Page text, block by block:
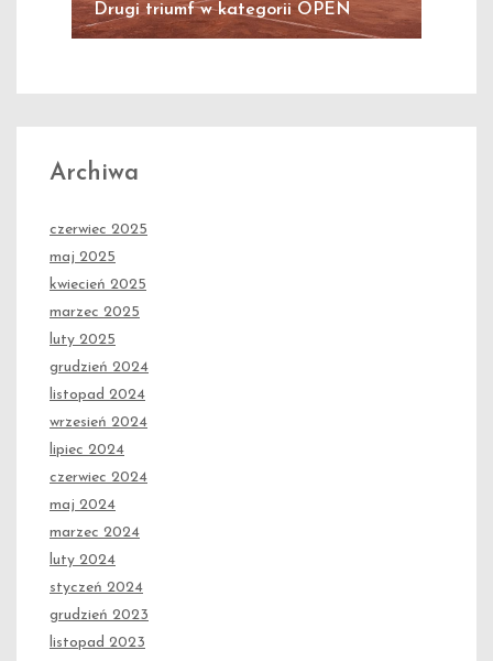
Drugi triumf w kategorii OPEN
Archiwa
czerwiec 2025
maj 2025
kwiecień 2025
marzec 2025
luty 2025
grudzień 2024
listopad 2024
wrzesień 2024
lipiec 2024
czerwiec 2024
maj 2024
marzec 2024
luty 2024
styczeń 2024
grudzień 2023
listopad 2023